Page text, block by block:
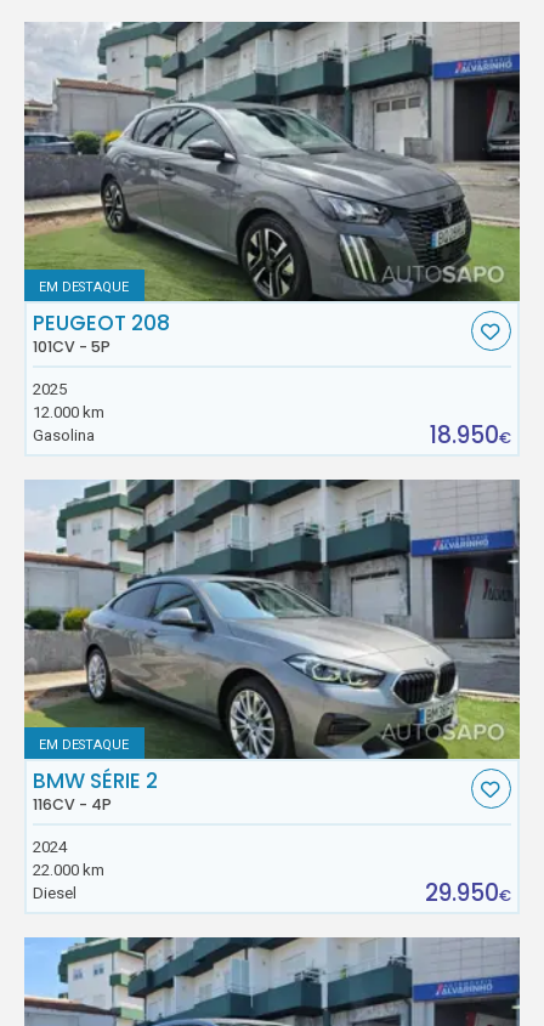
EM DESTAQUE
PEUGEOT 208
101CV - 5P
2025
12.000 km
Gasolina
18.950€
EM DESTAQUE
BMW SÉRIE 2
116CV - 4P
2024
22.000 km
Diesel
29.950€